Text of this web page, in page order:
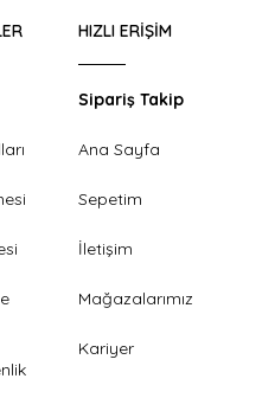
HIZLI ERIŞIM
Sipariş Takip
Ana Sayfa
Sepetim
İletişim
Mağazalarımız
Kariyer